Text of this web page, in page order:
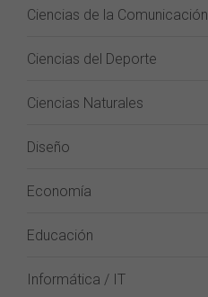
Ciencias de la Comunicación
Ciencias del Deporte
Ciencias Naturales
Diseño
Economía
Educación
Informática / IT